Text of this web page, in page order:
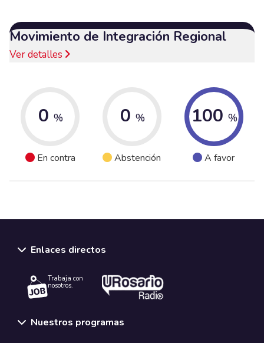
Movimiento de Integración Regional
Ver detalles
0 %
En contra
0 %
Abstención
100 %
A favor
Enlaces directos
Trabaja con
nosotros.
Nuestros programas